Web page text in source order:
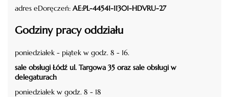
adres eDoręczeń: AE:PL-44541-11301-HDVRU-27
Godziny pracy oddziału
poniedziałek - piątek w godz. 8 - 16.
sale obsługi Łódź ul. Targowa 35 oraz sale obsługi w
delegaturach
poniedziałek w godz. 8 - 18